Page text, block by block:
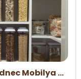
Mobilya &